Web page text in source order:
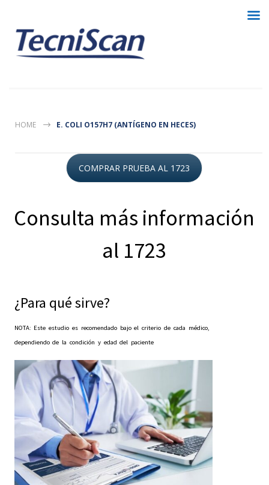
HOME E. COLI O157H7 (ANTÍGENO EN HECES)
COMPRAR PRUEBA AL 1723
Consulta más información
al 1723
¿Para qué sirve?
NOTA: Este estudio es recomendado bajo el criterio de cada médico,
dependiendo de la condición y edad del paciente